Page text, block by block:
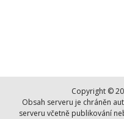
Copyright ©
Obsah serveru je chráněn
serveru včetně publikování